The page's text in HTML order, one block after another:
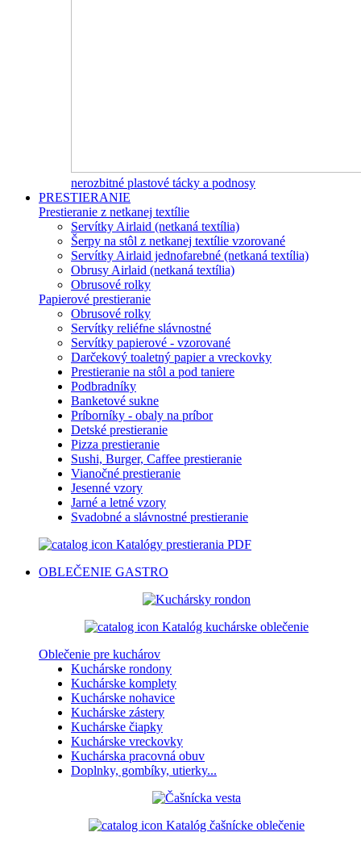
nerozbitné plastové tácky a podnosy
PRESTIERANIE
Prestieranie z netkanej textílie
Servítky Airlaid (netkaná textília)
Šerpy na stôl z netkanej textílie vzorované
Servítky Airlaid jednofarebné (netkaná textília)
Obrusy Airlaid (netkaná textília)
Obrusové rolky
Papierové prestieranie
Obrusové rolky
Servítky reliéfne slávnostné
Servítky papierové - vzorované
Darčekový toaletný papier a vreckovky
Prestieranie na stôl a pod taniere
Podbradníky
Banketové sukne
Príborníky - obaly na príbor
Detské prestieranie
Pizza prestieranie
Sushi, Burger, Caffee prestieranie
Vianočné prestieranie
Jesenné vzory
Jarné a letné vzory
Svadobné a slávnostné prestieranie
Katalógy prestierania PDF
OBLEČENIE GASTRO
Katalóg kuchárske oblečenie
Oblečenie pre kuchárov
Kuchárske rondony
Kuchárske komplety
Kuchárske nohavice
Kuchárske zástery
Kuchárske čiapky
Kuchárske vreckovky
Kuchárska pracovná obuv
Doplnky, gombíky, utierky...
Katalóg čašnícke oblečenie